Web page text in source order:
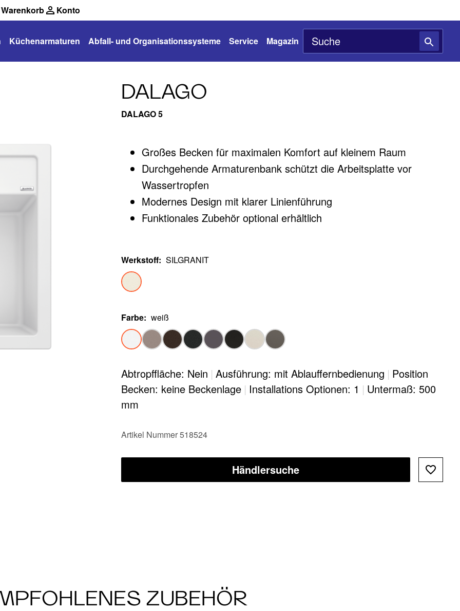
Warenkorb Konto
Küchenarmaturen Abfall- und Organisationssysteme Service Magazin
DALAGO
DALAGO 5
Großes Becken für maximalen Komfort auf kleinem Raum
Durchgehende Armaturenbank schützt die Arbeitsplatte vor
Wassertropfen
Modernes Design mit klarer Linienführung
Funktionales Zubehör optional erhältlich
Werkstoff: SILGRANIT
Farbe: weiß
Abtropffläche: Nein | Ausführung: mit Ablauffernbedienung | Position
Becken: keine Beckenlage | Installations Optionen: 1 | Untermaß: 500
mm
Artikel Nummer 518524
Händlersuche
ZUBEHÖR